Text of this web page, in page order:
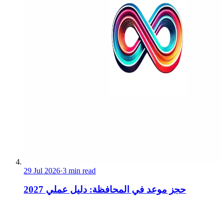
29 Jul 2026·3 min read
حجز موعد في المحافظة: دليل عملي 2027